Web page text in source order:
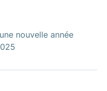
nouvelle année